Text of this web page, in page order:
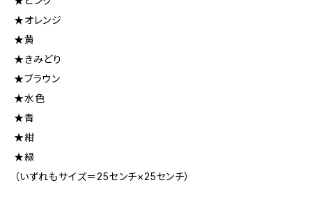
★オレンジ
★黄
★きみどり
★ブラウン
★水色
★青
★紺
★緑
（いずれもサイズ＝25センチ×25センチ）